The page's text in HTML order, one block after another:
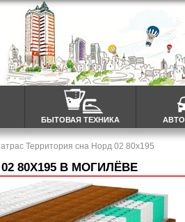
БЫТОВАЯ ТЕХНИКА
Территория сна Норд 02 80x195
80X195 В МОГИЛЁВЕ